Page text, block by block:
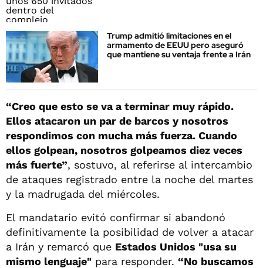
Trump admitió limitaciones en el
armamento de EEUU pero aseguró
que mantiene su ventaja frente a Irán
“Creo que esto se va a terminar muy rápido.
Ellos atacaron un par de barcos y nosotros
respondimos con mucha más fuerza. Cuando
ellos golpean, nosotros golpeamos diez veces
más fuerte”, sostuvo, al referirse al intercambio
de ataques registrado entre la noche del martes
y la madrugada del miércoles.
El mandatario evitó confirmar si abandonó
definitivamente la posibilidad de volver a atacar
a Irán y remarcó que Estados Unidos "usa su
mismo lenguaje" para responder. “No buscamos